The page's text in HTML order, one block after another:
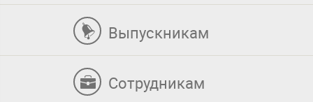
Выпускникам
Сотрудникам